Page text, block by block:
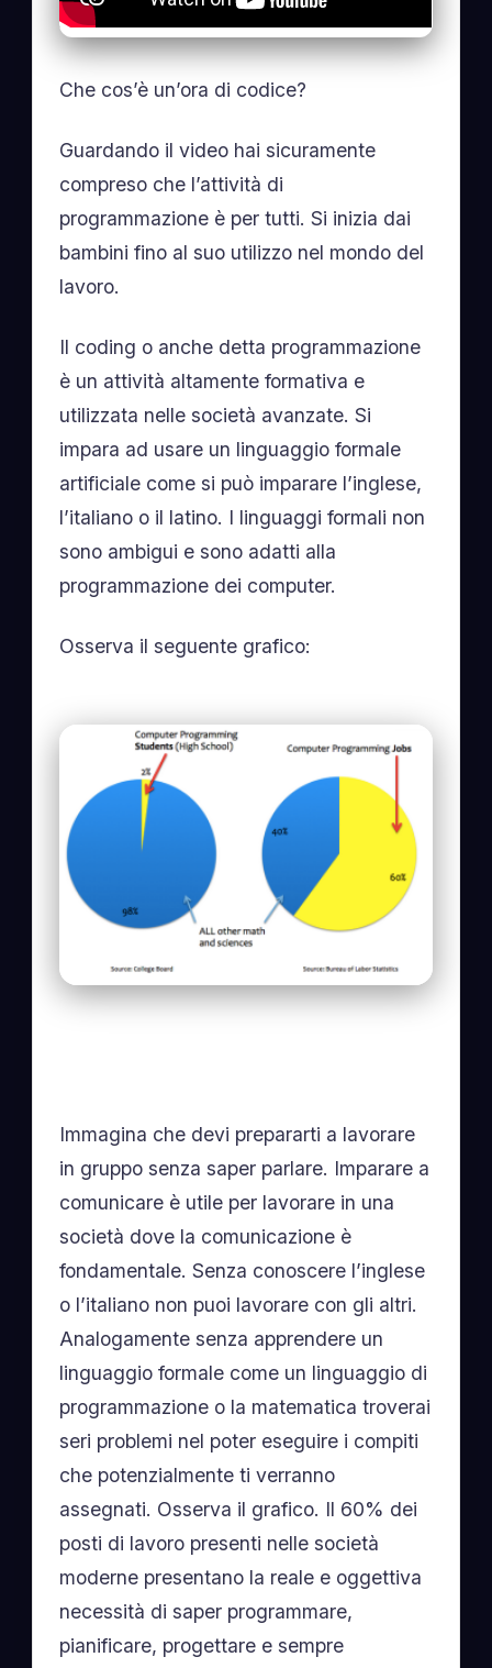
Che cos’è un’ora di codice?
Guardando il video hai sicuramente
compreso che l’attività di
programmazione è per tutti. Si inizia dai
bambini fino al suo utilizzo nel mondo del
lavoro.
Il coding o anche detta programmazione
è un attività altamente formativa e
utilizzata nelle società avanzate. Si
impara ad usare un linguaggio formale
artificiale come si può imparare l’inglese,
l’italiano o il latino. I linguaggi formali non
sono ambigui e sono adatti alla
programmazione dei computer.
Osserva il seguente grafico:
Immagina che devi prepararti a lavorare
in gruppo senza saper parlare. Imparare a
comunicare è utile per lavorare in una
società dove la comunicazione è
fondamentale. Senza conoscere l’inglese
o l’italiano non puoi lavorare con gli altri.
Analogamente senza apprendere un
linguaggio formale come un linguaggio di
programmazione o la matematica troverai
seri problemi nel poter eseguire i compiti
che potenzialmente ti verranno
assegnati. Osserva il grafico. Il 60% dei
posti di lavoro presenti nelle società
moderne presentano la reale e oggettiva
necessità di saper programmare,
pianificare, progettare e sempre